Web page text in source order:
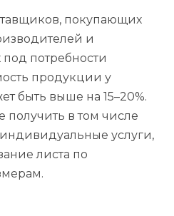
покупающих
и
потребности
продукции у
быть выше на 15–20%.
в том числе
услуги,
листа по